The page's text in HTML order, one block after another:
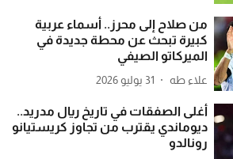
من صلاح إلى محرز.. أسماء عربية
كبيرة تبحث عن محطة جديدة في
الميركاتو الصيفي
علاء طه 31 يوليو 2026
أغلى الصفقات في تاريخ ريال مدريد..
ديوماندي يقترب من تجاوز كريستيانو
رونالدو